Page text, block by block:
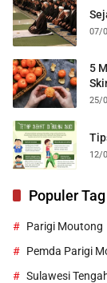
07/
5
25/
12/
Populer Tag
Parigi Moutong
Pemda Parigi
Sulawesi